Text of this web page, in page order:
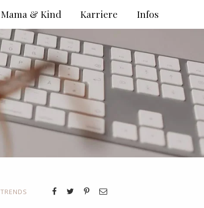
TRENDS
Infos
Karriere
Mama & Kind